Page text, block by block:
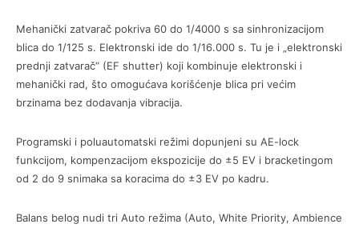
Mehanički zatvarač pokriva 60 do 1/4000 s sa sinhronizacijom
blica do 1/125 s. Elektronski ide do 1/16.000 s. Tu je i „elektronski
prednji zatvarač“ (EF shutter) koji kombinuje elektronski i
mehanički rad, što omogućava korišćenje blica pri većim
brzinama bez dodavanja vibracija.
Programski i poluautomatski režimi dopunjeni su AE-lock
funkcijom, kompenzacijom ekspozicije do ±5 EV i bracketingom
od 2 do 9 snimaka sa koracima do ±3 EV po kadru.
Balans belog nudi tri Auto režima (Auto, White Priority, Ambience